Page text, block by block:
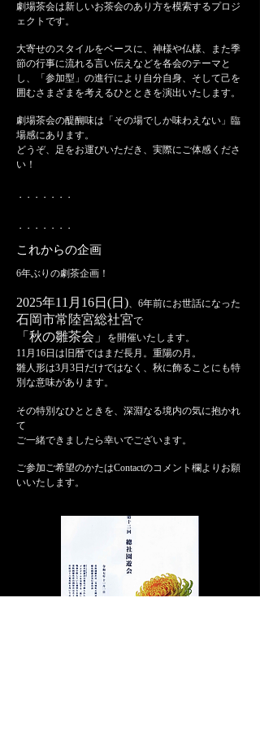
劇場茶会は新しいお茶会のあり方を模索するプロジ
ェクトです。
大寄せのスタイルをベースに、神様や仏様、また季
節の行事に流れる言い伝えなどを各会のテーマと
し、
「参加型」の進行により自分自身、そして己を
囲むさまざまを考えるひとときを演出いたします。
劇場茶会の醍醐味は「その場でしか味わえない」臨
場感にあります。
どうぞ、足をお運びいただき、実際にご体感くださ
い！
・・・・・・・
・・・・・・・
これからの企画
6年ぶりの劇茶企画！
2025年11月16日(日)、6年前にお世話になった
石岡市常陸宮総社宮で
「秋の雛茶会」
を開催いたします。
11月16日は旧暦ではまだ長月。重陽の月。
雛人形は3月3日だけではなく、秋に飾ることにも特
別な意味があります。
その特別なひとときを、深淵なる境内の気に抱かれ
て
ご一緒できましたら幸いでございます。
ご参加ご希望のかたはContactのコメント欄よりお願
いいたします。